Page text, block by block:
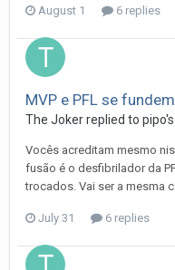
August 1 6 replies
MVP e PFL se
The Jokerreplied to pipo
Vocês acreditam mesmo
fusão é o desfibrilador da
trocados. Vai ser a mesma
July 31 6 replies